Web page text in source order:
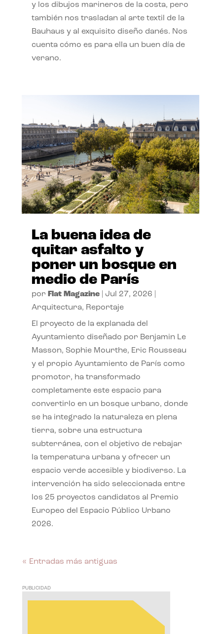
y los dibujos marineros de la costa, pero
también nos trasladan al arte textil de la
Bauhaus y al exquisito diseño danés. Nos
cuenta cómo es para ella un buen día de
verano.
La buena idea de
quitar asfalto y
poner un bosque en
medio de París
por Flat Magazine| Jul 27, 2026
Arquitectura, Reportaje
El proyecto de la explanada del
Ayuntamiento diseñado por Benjamin Le
Masson, Sophie Mourthe, Eric Rousseau
y el propio Ayuntamiento de París como
promotor, ha transformado
completamente este espacio para
convertirlo en un bosque urbano, donde
se ha integrado la naturaleza en plena
tierra, sobre una estructura
subterránea, con el objetivo de rebajar
la temperatura urbana y ofrecer un
espacio verde accesible y biodiverso. La
intervención ha sido seleccionada entre
los 25 proyectos candidatos al Premio
Europeo del Espacio Público Urbano
2026.
« Entradas más antiguas
PUBLICIDAD